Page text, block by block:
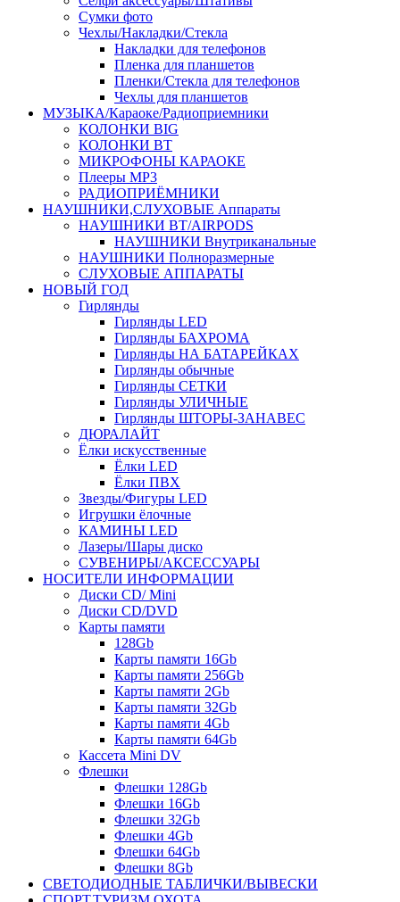
Сумки фото
Чехлы/Накладки/Стекла
Накладки для телефонов
Пленка для планшетов
Пленки/Стекла для телефонов
Чехлы для планшетов
МУЗЫКА/Караоке/Радиоприемники
КОЛОНКИ BIG
КОЛОНКИ BT
МИКРОФОНЫ КАРАОКЕ
Плееры MP3
РАДИОПРИЁМНИКИ
НАУШНИКИ,СЛУХОВЫЕ Аппараты
НАУШНИКИ BT/AIRPODS
НАУШНИКИ Внутриканальные
НАУШНИКИ Полноразмерные
СЛУХОВЫЕ АППАРАТЫ
НОВЫЙ ГОД
Гирлянды
Гирлянды LED
Гирлянды БАХРОМА
Гирлянды НА БАТАРЕЙКАХ
Гирлянды обычные
Гирлянды СЕТКИ
Гирлянды УЛИЧНЫЕ
Гирлянды ШТОРЫ-ЗАНАВЕС
ДЮРАЛАЙТ
Ёлки искусственные
Ёлки LED
Ёлки ПВХ
Звезды/Фигуры LED
Игрушки ёлочные
КАМИНЫ LED
Лазеры/Шары диско
СУВЕНИРЫ/АКСЕССУАРЫ
НОСИТЕЛИ ИНФОРМАЦИИ
Диски CD/ Mini
Диски CD/DVD
Карты памяти
128Gb
Карты памяти 16Gb
Карты памяти 256Gb
Карты памяти 2Gb
Карты памяти 32Gb
Карты памяти 4Gb
Карты памяти 64Gb
Кассета Mini DV
Флешки
Флешки 128Gb
Флешки 16Gb
Флешки 32Gb
Флешки 4Gb
Флешки 64Gb
Флешки 8Gb
СВЕТОДИОДНЫЕ ТАБЛИЧКИ/ВЫВЕСКИ